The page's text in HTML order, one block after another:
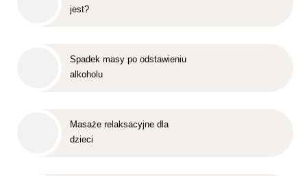
jest?
Spadek masy po odstawieniu
alkoholu
Masaże relaksacyjne dla
dzieci